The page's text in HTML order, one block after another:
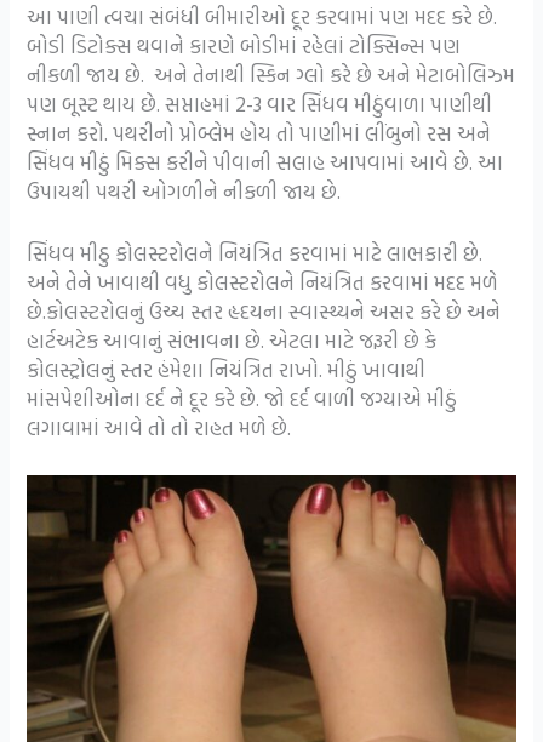
આ પાણી ત્વચા સંબંધી બીમારીઓ દૂર કરવામાં પણ મદદ કરે છે.
બોડી ડિટોક્સ થવાને કારણે બોડીમાં રહેલાં ટોક્સિન્સ પણ
નીકળી જાય છે. અને તેનાથી સ્કિન ગ્લો કરે છે અને મેટાબોલિઝ્મ
પણ બૂસ્ટ થાય છે. સપ્તાહમાં 2-3 વાર સિંધવ મીઠુંવાળા પાણીથી
સ્નાન કરો. પથરીનો પ્રોબ્લેમ હોય તો પાણીમાં લીંબુનો રસ અને
સિંધવ મીઠું મિક્સ કરીને પીવાની સલાહ આપવામાં આવે છે. આ
ઉપાયથી પથરી ઓગળીને નીકળી જાય છે.
સિંધવ મીઠુ કોલસ્ટરોલને નિયંત્રિત કરવામાં માટે લાભકારી છે.
અને તેને ખાવાથી વધુ કોલસ્ટરોલને નિયંત્રિત કરવામાં મદદ મળે
છે.કોલસ્ટરોલનું ઉચ્ચ સ્તર હૃદયના સ્વાસ્થ્યને અસર કરે છે અને
હાર્ટઅટેક આવાનું સંભાવના છે. એટલા માટે જરૂરી છે કે
કોલસ્ટ્રોલનું સ્તર હંમેશા નિયંત્રિત રાખો. મીઠું ખાવાથી
માંસપેશીઓના દર્દ ને દૂર કરે છે. જો દર્દ વાળી જગ્યાએ મીઠું
લગાવામાં આવે તો તો રાહત મળે છે.